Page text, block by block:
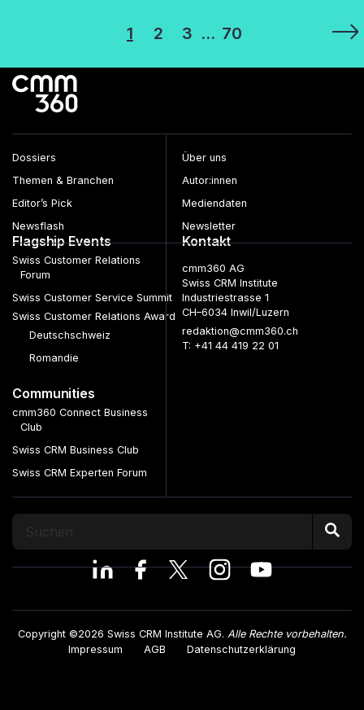
Seitennummerierung
der
Beiträge
1 2 3 … 70
Dossiers
Themen & Branchen
Editor’s Pick
Newsflash
Über uns
Autor:innen
Mediendaten
Newsletter
Flagship Events
Swiss Customer Relations
Forum
Swiss Customer Service Summit
Swiss Customer Relations Award
Deutschschweiz
Romandie
Communities
cmm360 Connect Business
Club
Swiss CRM Business Club
Swiss CRM Experten Forum
Kontakt
cmm360 AG
Swiss CRM Institute
Industriestrasse 1
CH–6034 Inwil/Luzern
redaktion@cmm360.ch
T: +41 44 419 22 01
Copyright ©2026 Swiss CRM Institute AG. Alle Rechte vorbehalten.
Impressum
AGB Datenschutzerklärung